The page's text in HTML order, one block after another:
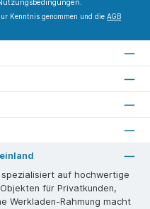
.
Kenntnis genommen und dieAGB
auf hochwertige
für Privatkunden,
Werkladen-Rahmung macht